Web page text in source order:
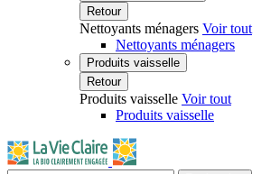
Retour
Nettoyants ménagers Voir tout
Nettoyants ménagers
Produits vaisselle
Retour
Produits vaisselle Voir tout
Produits vaisselle